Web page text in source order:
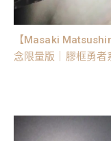
【Masaki
念限量版​｜膠框勇者